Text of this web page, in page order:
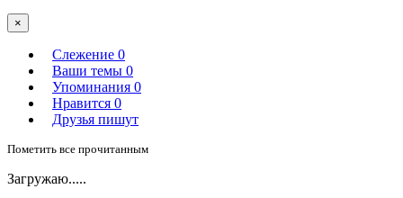
×
Слежение 0
Ваши темы 0
Упоминания 0
Нравится 0
Друзья пишут
Пометить все прочитанным
Загружаю.....